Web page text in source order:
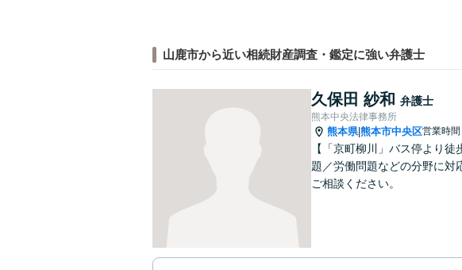
山鹿市から近い相続財産調査・鑑定に強い弁護士
久保田 紗和 弁護士
熊本中央法律事務所
熊本県|熊本市中央区営業時
【「京町柳川」バス停より
題／労働問題などの分野に対
ご相談ください。